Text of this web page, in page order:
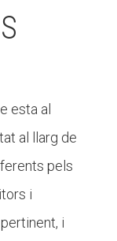
esta al
al llarg de
pels
i
i